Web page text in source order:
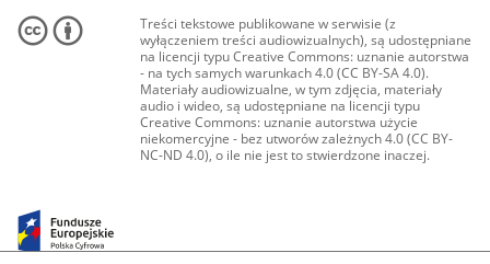
Treści tekstowe publikowane w serwisie (z
wyłączeniem treści audiowizualnych), są udostępniane
na licencji typu Creative Commons: uznanie autorstwa
- na tych samych warunkach 4.0 (CC BY-SA 4.0).
Materiały audiowizualne, w tym zdjęcia, materiały
audio i wideo, są udostępniane na licencji typu
Creative Commons: uznanie autorstwa użycie
niekomercyjne - bez utworów zależnych 4.0 (CC BY-
NC-ND 4.0), o ile nie jest to stwierdzone inaczej.